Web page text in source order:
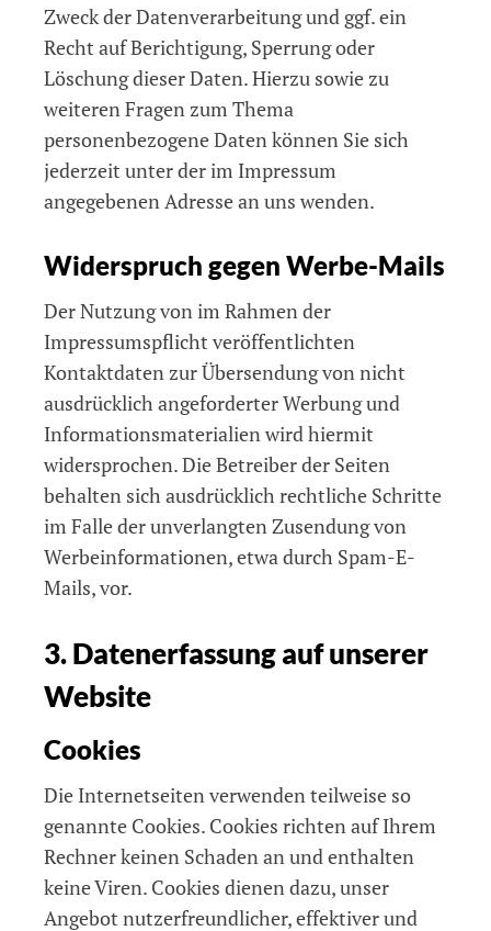
Zweck der Datenverarbeitung und ggf. ein
Recht auf Berichtigung, Sperrung oder
Löschung dieser Daten. Hierzu sowie zu
weiteren Fragen zum Thema
personenbezogene Daten können Sie sich
jederzeit unter der im Impressum
angegebenen Adresse an uns wenden.
Widerspruch gegen Werbe-Mails
Der Nutzung von im Rahmen der
Impressumspflicht veröffentlichten
Kontaktdaten zur Übersendung von nicht
ausdrücklich angeforderter Werbung und
Informationsmaterialien wird hiermit
widersprochen. Die Betreiber der Seiten
behalten sich ausdrücklich rechtliche Schritte
im Falle der unverlangten Zusendung von
Werbeinformationen, etwa durch Spam-E-
Mails, vor.
3. Datenerfassung auf unserer
Website
Cookies
Die Internetseiten verwenden teilweise so
genannte Cookies. Cookies richten auf Ihrem
Rechner keinen Schaden an und enthalten
keine Viren. Cookies dienen dazu, unser
Angebot nutzerfreundlicher, effektiver und